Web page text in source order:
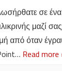
σε
μαζί
από όταν
Read more